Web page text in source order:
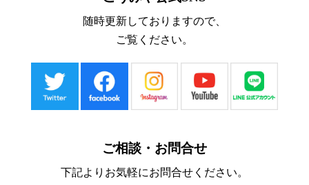
随時更新しておりますので、
ご覧ください。
ご相談・お問合せ
下記よりお気軽にお問合せください。